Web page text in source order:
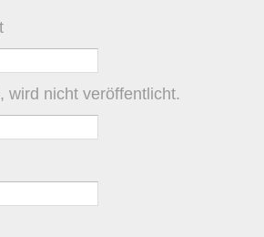
wird nicht veröffentlicht.